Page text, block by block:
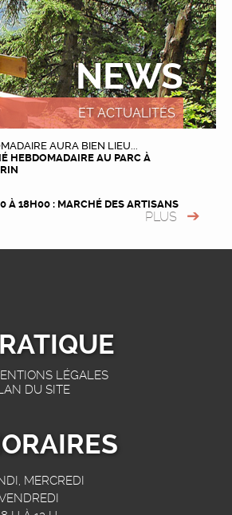
NEWS
ET ACTUALITÉS
AURA BIEN LIEU...
HEBDOMADAIRE AU PARC À
À 18H00 : MARCHÉ DES ARTISANS
PLUS
LÉGALES
DU SITE
MERCREDI